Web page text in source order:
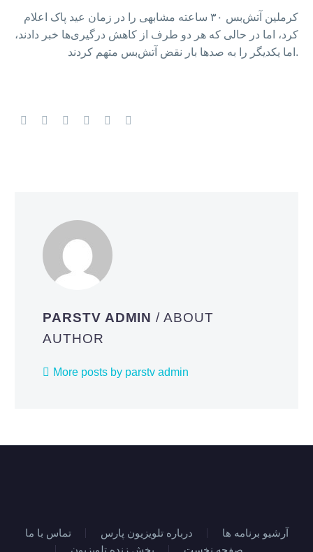
کرملین آتش‌بس ۳۰ ساعته مشابهی را در زمان عید پاک اعلام
کرد، اما در حالی که هر دو طرف از کاهش درگیری‌ها خبر دادند،
اما یکدیگر را به صدها بار نقض آتش‌بس متهم کردند.
PARSTV ADMIN/ ABOUT
AUTHOR
More posts by parstv admin
تماس با ما درباره تلویزیون پارس
آرشیو برنامه ها
پخش زنده تلویزیون
صفحه نخست